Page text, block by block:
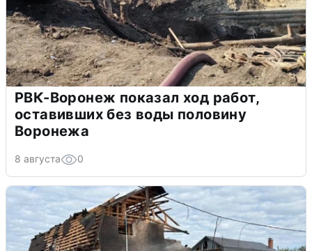
РВК-Воронеж показал ход работ,
оставивших без воды половину
Воронежа
8 августа 0